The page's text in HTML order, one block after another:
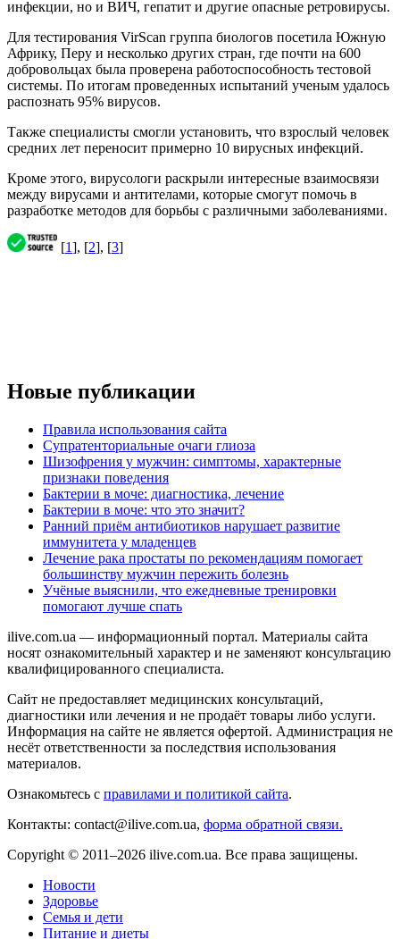
инфекции, но и ВИЧ, гепатит и другие опасные ретровирусы.
Для тестирования VirScan группа биологов посетила Южную
Африку, Перу и несколько других стран, где почти на 600
добровольцах была проверена работоспособность тестовой
системы. По итогам проведенных испытаний ученым удалось
распознать 95% вирусов.
Также специалисты смогли установить, что взрослый человек
средних лет переносит примерно 10 вирусных инфекций.
Кроме этого, вирусологи раскрыли интересные взаимосвязи
между вирусами и антителами, которые смогут помочь в
разработке методов для борьбы с различными заболеваниями.
[1], [2], [3]
Новые публикации
Правила использования сайта
Супратенториальные очаги глиоза
Шизофрения у мужчин: симптомы, характерные
признаки поведения
Бактерии в моче: диагностика, лечение
Бактерии в моче: что это значит?
Ранний приём антибиотиков нарушает развитие
иммунитета у младенцев
Лечение рака простаты по рекомендациям помогает
большинству мужчин пережить болезнь
Учёные выяснили, что ежедневные тренировки
помогают лучше спать
ilive.com.ua — информационный портал. Материалы сайта
носят ознакомительный характер и не заменяют консультацию
квалифицированного специалиста.
Сайт не предоставляет медицинских консультаций,
диагностики или лечения и не продаёт товары либо услуги.
Информация на сайте не является офертой. Администрация не
несёт ответственности за последствия использования
материалов.
Ознакомьтесь с правилами и политикой сайта.
Контакты: contact@ilive.com.ua, форма обратной связи.
Copyright © 2011–2026 ilive.com.ua. Все права защищены.
Новости
Здоровье
Семья и дети
Питание и диеты